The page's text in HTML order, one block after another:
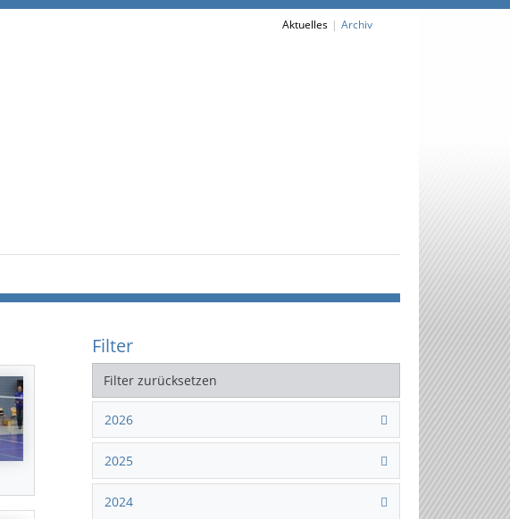
Aktuelles Archiv
Filter
Filter zurücksetzen
2026
2025
2024